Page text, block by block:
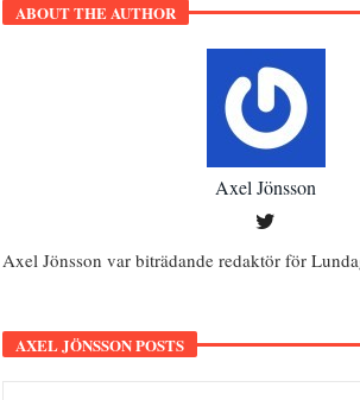
ABOUT THE AUTHOR
Axel Jönsson
Axel Jönsson var biträdande redaktör för
AXEL JÖNSSON POSTS